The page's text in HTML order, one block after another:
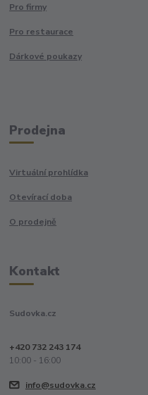
Pro firmy
Pro restaurace
Dárkové poukazy
Prodejna
Virtuální prohlídka
Otevírací doba
O prodejně
Kontakt
Sudovka.cz
+420 732 243 174
10:00 - 16:00
info@sudovka.cz